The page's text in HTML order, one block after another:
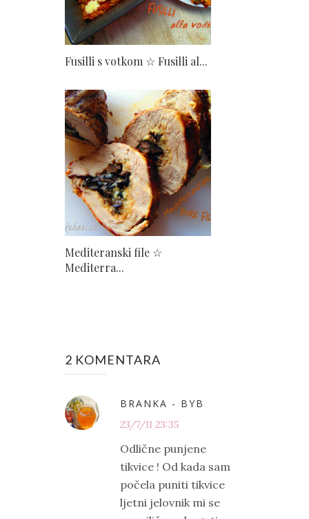
Fusilli s votkom ☆ Fusilli al...
Mediteranski file ☆
Mediterra...
2 KOMENTARA
BRANKA - BYB
23/7/11 23:35
Odlične punjene
tikvice ! Od kada sam
počela puniti tikvice
ljetni jelovnik mi se